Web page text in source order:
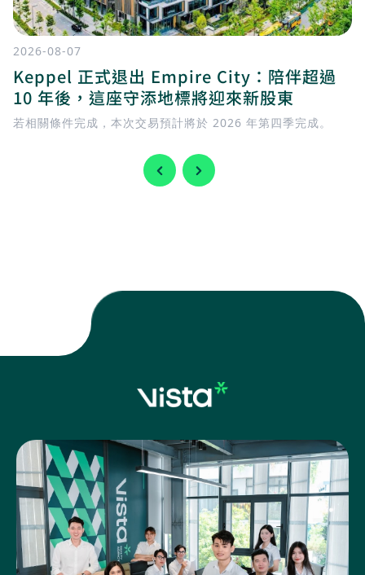
2026-08-07
Keppel 正式退出 Empire City：陪伴超過
10 年後，這座守添地標將迎來新股東
若相關條件完成，本次交易預計將於 2026 年第四季完成。